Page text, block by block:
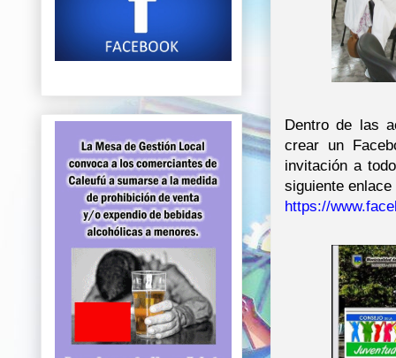
Dentro de las
crear un
invitación a
siguiente
https://